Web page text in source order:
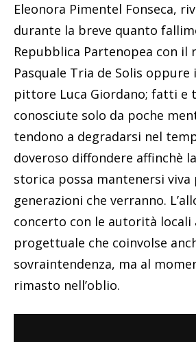
Eleonora Pimentel Fonseca,
durante la breve quanto
Repubblica Partenopea con il
Pasquale Tria de Solis
pittore Luca Giordano; fatti e
conosciute solo da poche
tendono a degradarsi nel
doveroso diffondere affinchè
storica possa mantenersi viva
generazioni che verranno.
concerto con le autorità locali
progettuale che coinvolse
sovraintendenza, ma al
rimasto nell’oblio.